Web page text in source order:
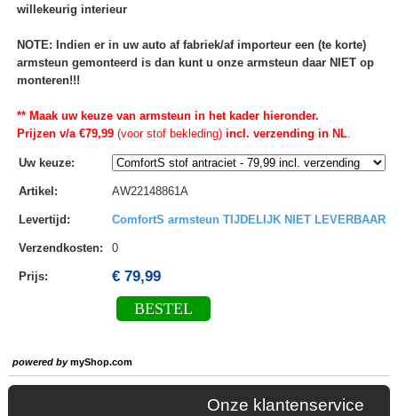
willekeurig interieur
NOTE: Indien er in uw auto af fabriek/af importeur een (te korte)
armsteun gemonteerd is dan kunt u onze armsteun daar NIET op
monteren!!!
** Maak uw keuze van armsteun in het kader hieronder.
Prijzen v/a €79,99(voor stof bekleding)incl. verzending in NL.
Uw keuze:
Artikel : AW22148861A
Levertijd : ComfortS armsteun TIJDELIJK NIET LEVERBAAR
Verzendkosten: 0
Prijs: € 79,99
BESTEL
powered bymyShop.com
Onze klantenservice